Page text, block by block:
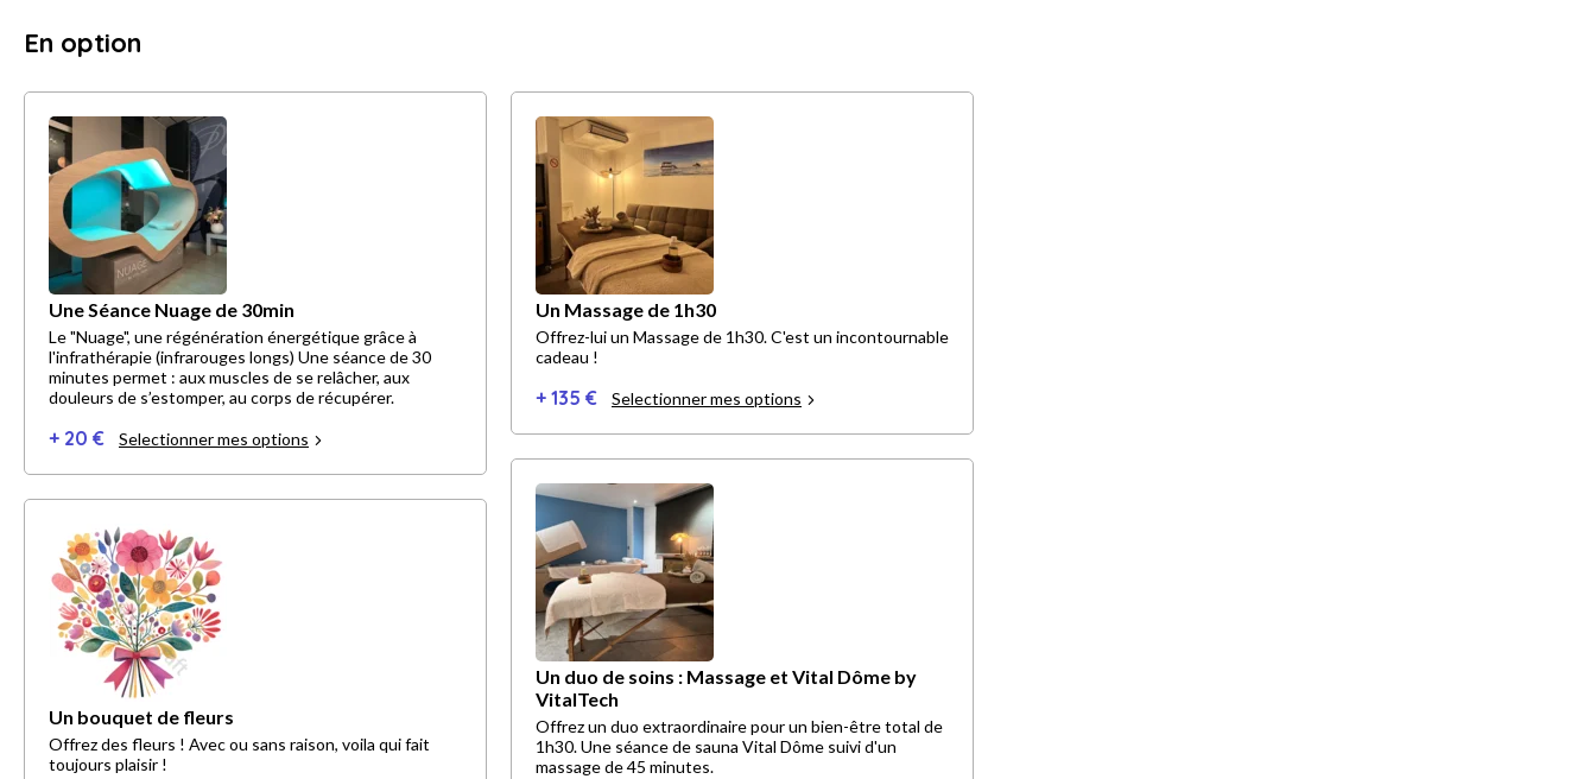
En option
Une Séance Nuage de 30min
Le "Nuage", une régénération énergétique grâce à
l'infrathérapie (infrarouges longs) Une séance de 30
minutes permet : aux muscles de se relâcher, aux
douleurs de s’estomper, au corps de récupérer.
+ 20 € Selectionner mes options
Un bouquet de fleurs
Offrez des fleurs ! Avec ou sans raison, voila qui fait
toujours plaisir !
Un Massage de 1h30
Offrez-lui un Massage de 1h30. C'est un incontournable
cadeau !
+ 135 € Selectionner mes options
Un duo de soins : Massage et Vital Dôme by
VitalTech
Offrez un duo extraordinaire pour un bien-être total de
1h30. Une séance de sauna Vital Dôme suivi d'un
massage de 45 minutes.